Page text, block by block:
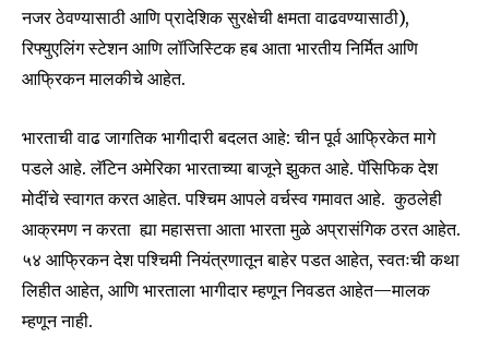
Fans
नजर ठेवण्यासाठी आणि प्रादेशिक सुरक्षेची क्षमता वाढवण्यासाठी),
रिफ्युएलिंग स्टेशन आणि लॉजिस्टिक हब आता भारतीय निर्मित आणि
आफ्रिकन मालकीचे आहेत.
भारताची वाढ जागतिक भागीदारी बदलत आहे: चीन पूर्व आफ्रिकेत मागे
पडले आहे. लॅटिन अमेरिका भारताच्या बाजूने झुकत आहे. पॅसिफिक देश
मोदींचे स्वागत करत आहेत. पश्चिम आपले वर्चस्व गमावत आहे. कुठलेही
आक्रमण न करता ह्या महासत्ता आता भारता मुळे अप्रासंगिक ठरत आहेत.
५४ आफ्रिकन देश पश्चिमी नियंत्रणातून बाहेर पडत आहेत, स्वतःची कथा
लिहीत आहेत, आणि भारताला भागीदार म्हणून निवडत आहेत—मालक
म्हणून नाही.